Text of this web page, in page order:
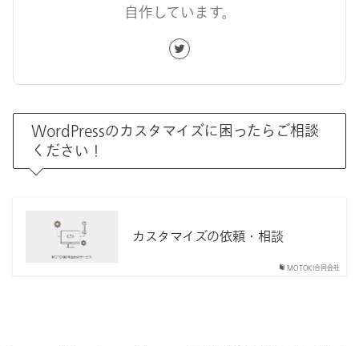
自作しています。
WordPressのカスタマイズに困ったらご相談
ください！
MOTOKI合同会社
カスタマイズの依頼・相談